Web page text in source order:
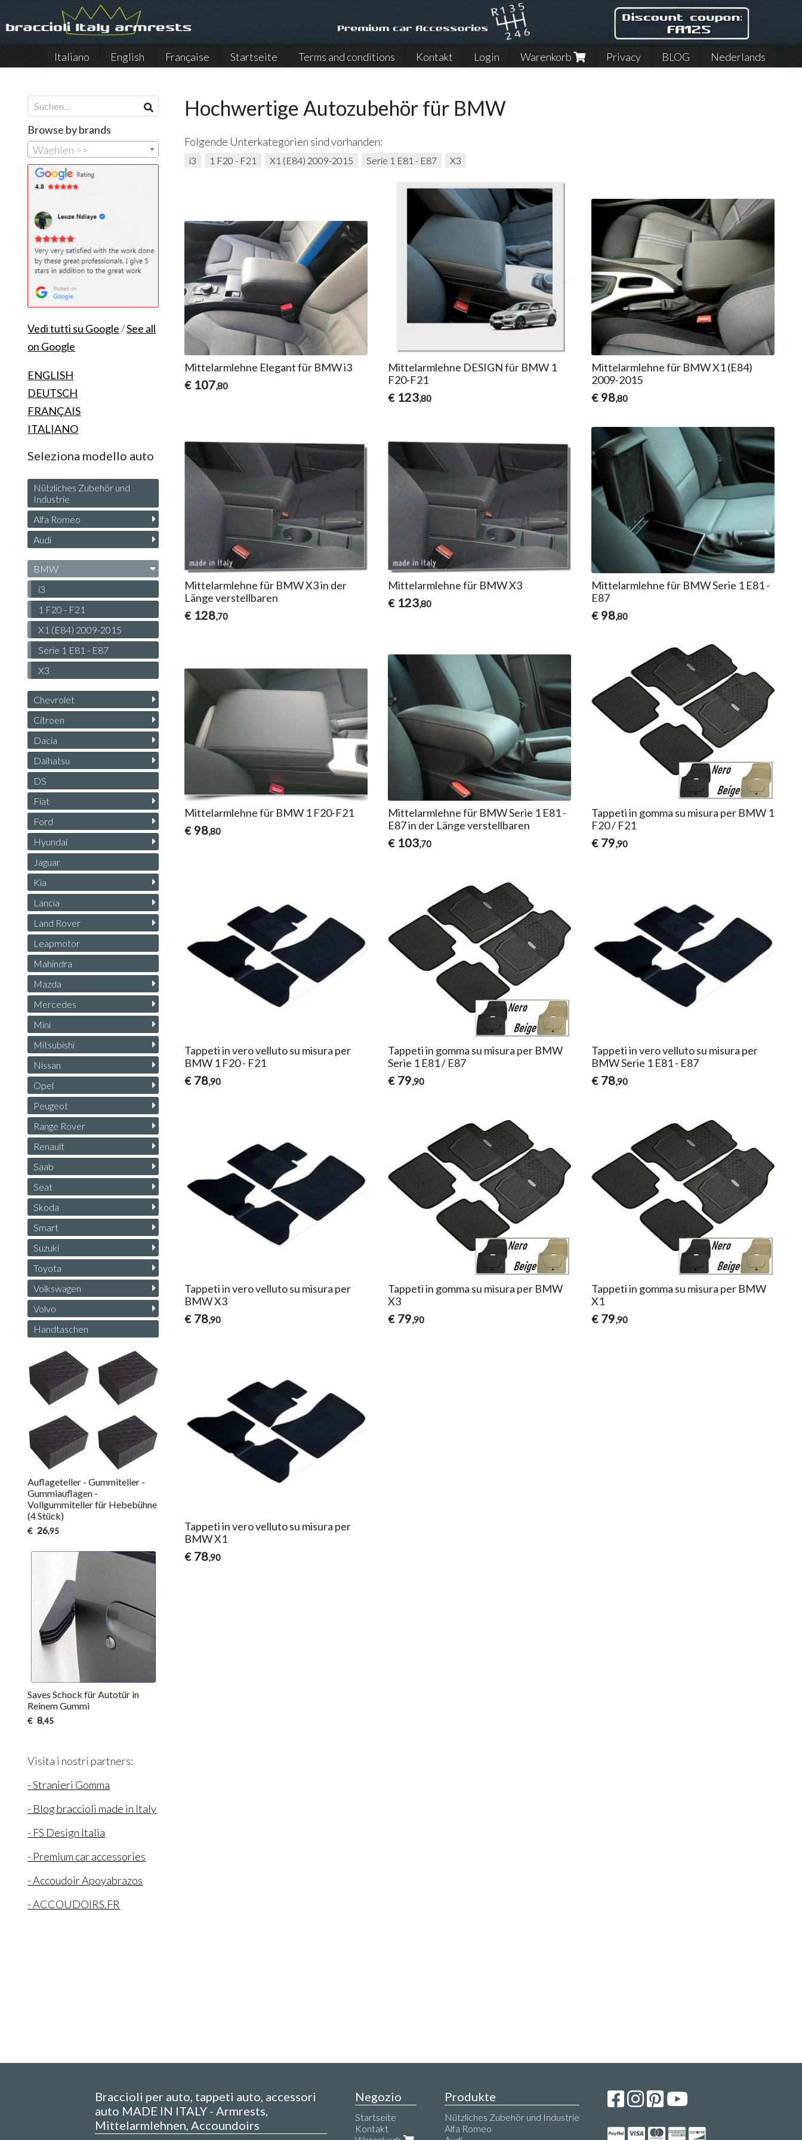
Italiano English Française Startseite Terms and conditions Kontakt Login Warenkorb Privacy BLOG Nederlands
Hochwertige Autozubehör für BMW
Folgende Unterkategorien sind vorhanden:
i3 1 F20 - F21 X1 (E84) 2009-2015 Serie 1 E81 - E87 X3
Mittelarmlehne Elegant für BMW i3
€ 107,80
Mittelarmlehne DESIGN für BMW 1
F20-F21
€ 123,80
Mittelarmlehne für BMW X1 (E84)
2009-2015
€ 98,80
Mittelarmlehne für BMW X3 in der
Länge verstellbaren
€ 128,70
Mittelarmlehne für BMW X3
€ 123,80
Mittelarmlehne für BMW Serie 1 E81 -
E87
€ 98,80
Mittelarmlehne für BMW 1 F20-F21
€ 98,80
Mittelarmlehne für BMW Serie 1 E81 -
E87 in der Länge verstellbaren
€ 103,70
Tappeti in gomma su misura per BMW 1
F20 / F21
€ 79,90
Tappeti in vero velluto su misura per
BMW 1 F20 - F21
€ 78,90
Tappeti in gomma su misura per BMW
Serie 1 E81 / E87
€ 79,90
Tappeti in vero velluto su misura per
BMW Serie 1 E81 - E87
€ 78,90
Tappeti in vero velluto su misura per
BMW X3
€ 78,90
Tappeti in gomma su misura per BMW
X3
€ 79,90
Tappeti in gomma su misura per BMW
X1
€ 79,90
Tappeti in vero velluto su misura per
BMW X1
€ 78,90
Browse by brands
Waehlen >>
Vedi tutti su Google/See all
on Google
ENGLISH
DEUTSCH
FRANÇAIS
ITALIANO
Seleziona modello auto
Nützliches Zubehör und
Industrie
Alfa Romeo
Audi
BMW
i3
1 F20 - F21
X1 (E84) 2009-2015
Serie 1 E81 - E87
X3
Chevrolet
Citroen
Dacia
Daihatsu
DS
Fiat
Ford
Hyundai
Jaguar
Kia
Lancia
Land Rover
Leapmotor
Mahindra
Mazda
Mercedes
Mini
Mitsubishi
Nissan
Opel
Peugeot
Range Rover
Renault
Saab
Seat
Skoda
Smart
Suzuki
Toyota
Volkswagen
Volvo
Handtaschen
Auflageteller - Gummiteller -
Gummiauflagen -
Vollgummiteller für Hebebühne
(4 Stück)
€ 26,95
Saves Schock für Autotür in
Reinem Gummi
€ 8,45
Visita i nostri partners:
- Stranieri Gomma
- Blog braccioli made in Italy
- FS Design Italia
- Premium car accessories
- Accoudoir Apoyabrazos
- ACCOUDOIRS.FR
Braccioli per auto, tappeti auto, accessori
auto MADE IN ITALY - Armrests,
Mittelarmlehnen, Accoundoirs
Negozio
Startseite
Kontakt
Produkte
Nützliches Zubehör und Industrie
Alfa Romeo